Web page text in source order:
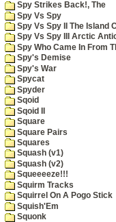
Spy Strikes Back!, The
Spy Vs Spy
Spy Vs Spy II The Island
Spy Vs Spy III Arctic
Spy Who Came In From
Spy's Demise
Spy's War
Spycat
Spyder
Sqoid
Sqoid II
Square
Square Pairs
Squares
Squash (v1)
Squash (v2)
Squeeeeze!!!
Squirm Tracks
Squirrel On A Pogo Stick
Squish'Em
Squonk